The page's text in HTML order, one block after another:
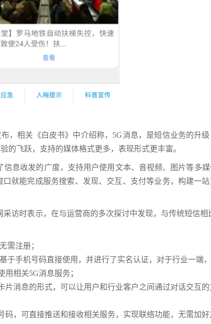
，相关《白皮书》中介绍称，5G消息，是短信业务的升
的飞跃，支持的媒体格式更多，表现形式更丰富。
信息收发的广度，支持用户使用文本、音视频、图片等多
就能完成服务搜索、发现、交互、支付等业务，构建一
访时表示，在与运营商的多次探讨中发现，与传统短信相
需注册；
于手机号码直接使用，并进行了实名认证，对于行业一端
相关5G消息服务；
消息的形式，可以让用户和行业客户之间通过对话交互的
码，可直接推送和接收相关服务，实现联络功能，无需加